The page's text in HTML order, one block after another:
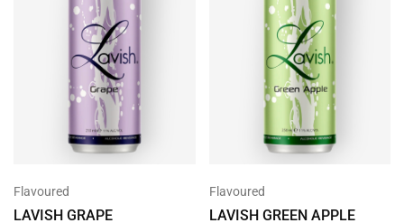
Flavoured
LAVISH GRAPE
Flavoured
LAVISH GREEN APPLE